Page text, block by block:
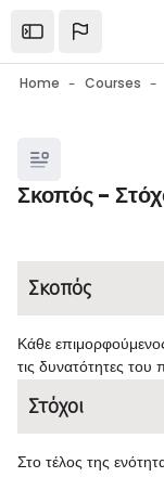
Open the sidebar
Home Courses
Blocks
Σκοπός -
Blocks
Σκοπός
Κάθε
τις δυνατότητες
Στόχοι
Στο τέλος της